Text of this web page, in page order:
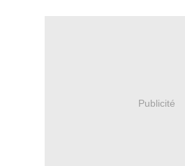
Publicité